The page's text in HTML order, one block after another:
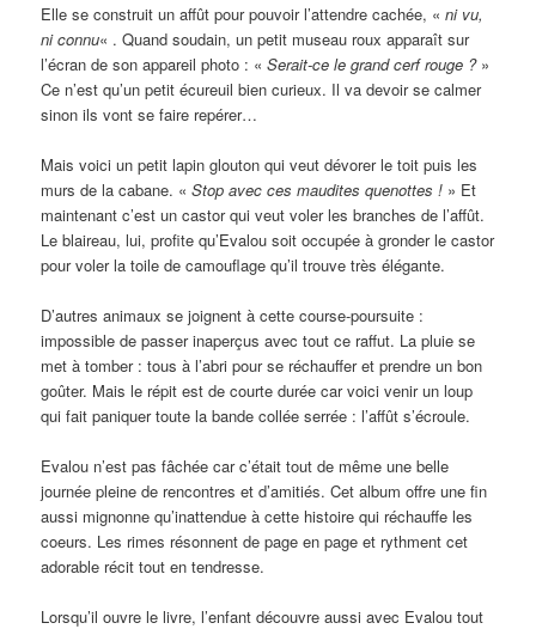
Elle se construit un affût pour pouvoir l’attendre cachée, «ni vu,
ni connu« . Quand soudain, un petit museau roux apparaît sur
l’écran de son appareil photo : «Serait-ce le grand cerf rouge ?»
Ce n’est qu’un petit écureuil bien curieux. Il va devoir se calmer
sinon ils vont se faire repérer…
Mais voici un petit lapin glouton qui veut dévorer le toit puis les
murs de la cabane. «Stop avec ces maudites quenottes ! » Et
maintenant c’est un castor qui veut voler les branches de l’affût.
Le blaireau, lui, profite qu’Evalou soit occupée à gronder le castor
pour voler la toile de camouflage qu’il trouve très élégante.
D’autres animaux se joignent à cette course-poursuite :
impossible de passer inaperçus avec tout ce raffut. La pluie se
met à tomber : tous à l’abri pour se réchauffer et prendre un bon
goûter. Mais le répit est de courte durée car voici venir un loup
qui fait paniquer toute la bande collée serrée : l’affût s’écroule.
Evalou n’est pas fâchée car c’était tout de même une belle
journée pleine de rencontres et d’amitiés. Cet album offre une fin
aussi mignonne qu’inattendue à cette histoire qui réchauffe les
coeurs. Les rimes résonnent de page en page et rythment cet
adorable récit tout en tendresse.
Lorsqu’il ouvre le livre, l’enfant découvre aussi avec Evalou tout